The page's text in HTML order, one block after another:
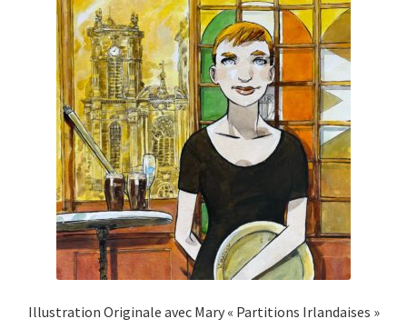
Illustration Originale avec Mary « Partitions Irlandaises »